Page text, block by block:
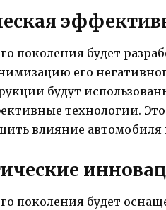
поколения будет
его
будут
технологии.
влияние
поколения будет